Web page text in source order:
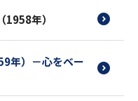
年）
年）－心をベー